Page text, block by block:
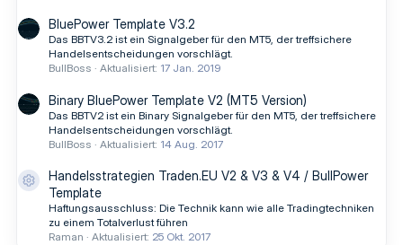
BluePower Template V3.2
Das BBTV3.2 ist ein Signalgeber für den MT5, der treffsichere
Handelsentscheidungen vorschlägt.
BullBoss
Aktualisiert: 17 Jan. 2019
Binary BluePower Template V2 (MT5 Version)
Das BBTV2 ist ein Binary Signalgeber für den MT5, der treffsichere
Handelsentscheidungen vorschlägt.
BullBoss
Aktualisiert: 14 Aug. 2017
Ressourcen-Icon
Handelsstrategien Traden.EU V2 & V3 & V4 / BullPower
Template
Haftungsausschluss: Die Technik kann wie alle Tradingtechniken
zu einem Totalverlust führen
Raman
Aktualisiert: 25 Okt. 2017